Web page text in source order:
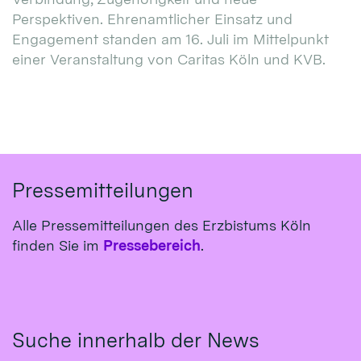
Perspektiven. Ehrenamtlicher Einsatz und
Engagement standen am 16. Juli im Mittelpunkt
einer Veranstaltung von Caritas Köln und KVB.
Pressemitteilungen
Alle Pressemitteilungen des Erzbistums Köln
finden Sie im Pressebereich.
Suche innerhalb der News